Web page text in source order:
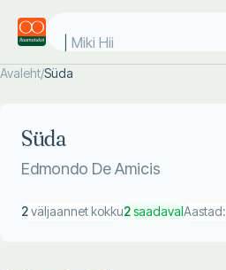
Miki Hiir
Avaleht/Süda
Süda
Edmondo De Amicis
2väljaannet kokku2saadavalAastad: